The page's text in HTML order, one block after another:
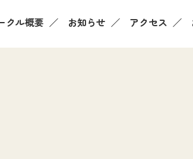
クル概要 お知らせ アクセス